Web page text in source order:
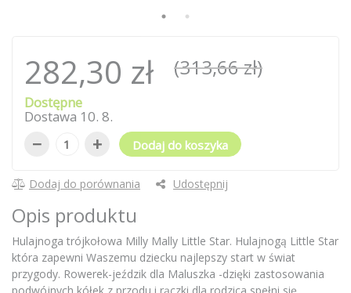
282,30 zł (313,66 zł)
Dostępne
Dostawa 10. 8.
− + Dodaj do koszyka
Dodaj do porównania Udostępnij
Opis produktu
Hulajnoga trójkołowa Milly Mally Little Star. Hulajnogą Little Star
która zapewni Waszemu dziecku najlepszy start w świat
przygody. Rowerek-jeździk dla Maluszka -dzięki zastosowania